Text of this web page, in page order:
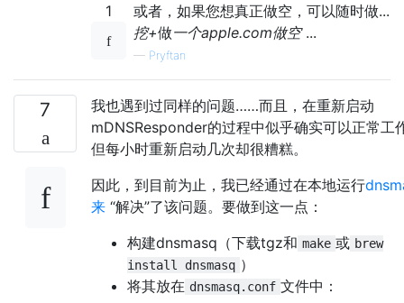
1
或者，如果您想真正做空，可以随时做...
挖+做一个apple.com做空...
— Pryftan
7
我也遇到过同样的问题……而且，在重新启动
mDNSResponder的过程中似乎确实可以正常工
但每小时重新启动几次却很糟糕。
因此，到目前为止，我已经通过在本地运行
来 “解决”了该问题。要做到这一点：
构建dnsmasq（下载tgz和 make 或 brew
install dnsmasq ）
将其放在 dnsmasq.conf 文件中：